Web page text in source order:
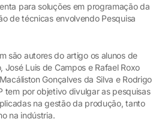
para soluções em programação da
de técnicas envolvendo Pesquisa
são autores do artigo os alunos de
José Luis de Campos e Rafael Roxo
Gonçalves da Silva e Rodrigo
tem por objetivo divulgar as pesquisas
na gestão da produção, tanto
na indústria.